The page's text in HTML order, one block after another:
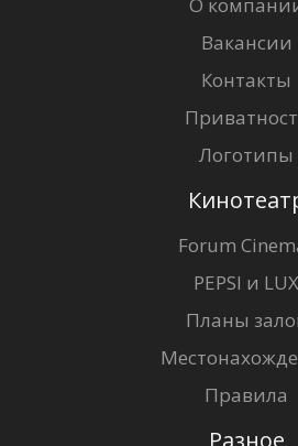
Вакансии
Контакты
Логотипы
Forum
PEPSI и LUX
Планы
Правила
Разное